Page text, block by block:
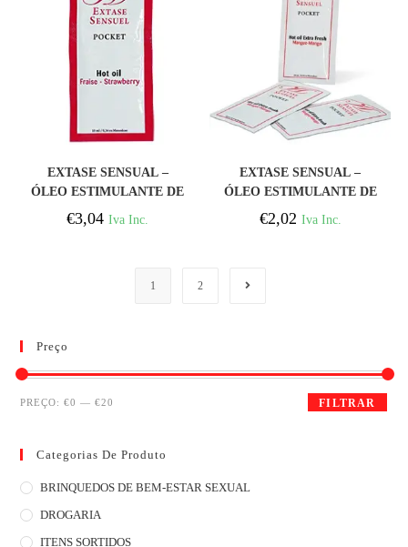
EXTASE SENSUAL –
ÓLEO ESTIMULANTE DE
MORANGO 10 ML
€3,04 Iva Inc.
EXTASE SENSUAL –
ÓLEO ESTIMULANTE DE
MANGA 10 ML
€2,02 Iva Inc.
1 2
Preço
FILTRAR
PREÇO:€0 —€20
Categorias De Produto
BRINQUEDOS DE BEM-ESTAR SEXUAL
DROGARIA
ITENS SORTIDOS